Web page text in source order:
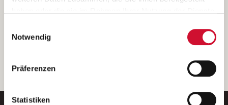
Wenn Sie auf „Cookies zulassen“ klicken, so stimmen
Sie der Speicherung sämtlicher Cookies zu. Sie können
Ihre Einwilligung selbstverständlich jederzeit widerrufen,
indem Sie die Cookie-Einstellungen aufrufen und diese
unserer
Notwendig
Präferenzen
Statistiken
Weitere Details können Sie der
entnehmen.